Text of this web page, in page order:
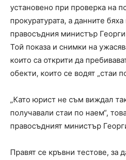
установено при проверка на
прокуратурата, а данните
правосъдния министър
Той показа и снимки на
които са открити да
обекти, които се водят „стаи
„Като юрист не съм виждал
получавали стаи по наем“,
правосъдният министър
Правят се кръвни тестове, за